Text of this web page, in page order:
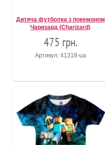
Дитяча футболка з покемоном
Чаризард (Charizard)
475 грн.
Артикул: 41318-ua